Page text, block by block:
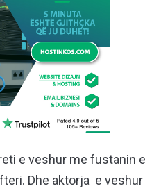
e veshur me fustanin e
Dhe aktorja e veshur